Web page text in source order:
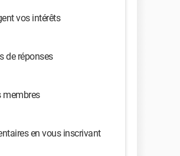
vos intérêts
de réponses
membres
en vous inscrivant